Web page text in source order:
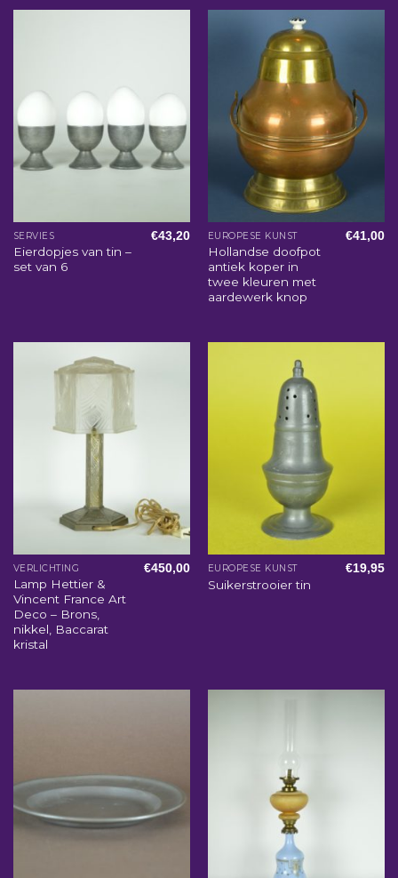
SERVIES
Eierdopjes van tin –
set van 6
€43,20 EUROPESE KUNST
Hollandse doofpot
antiek koper in
twee kleuren met
aardewerk knop
€41,00
VERLICHTING
Lamp Hettier &
Vincent France Art
Deco – Brons,
nikkel, Baccarat
kristal
€450,00 EUROPESE KUNST
Suikerstrooier tin
€19,95